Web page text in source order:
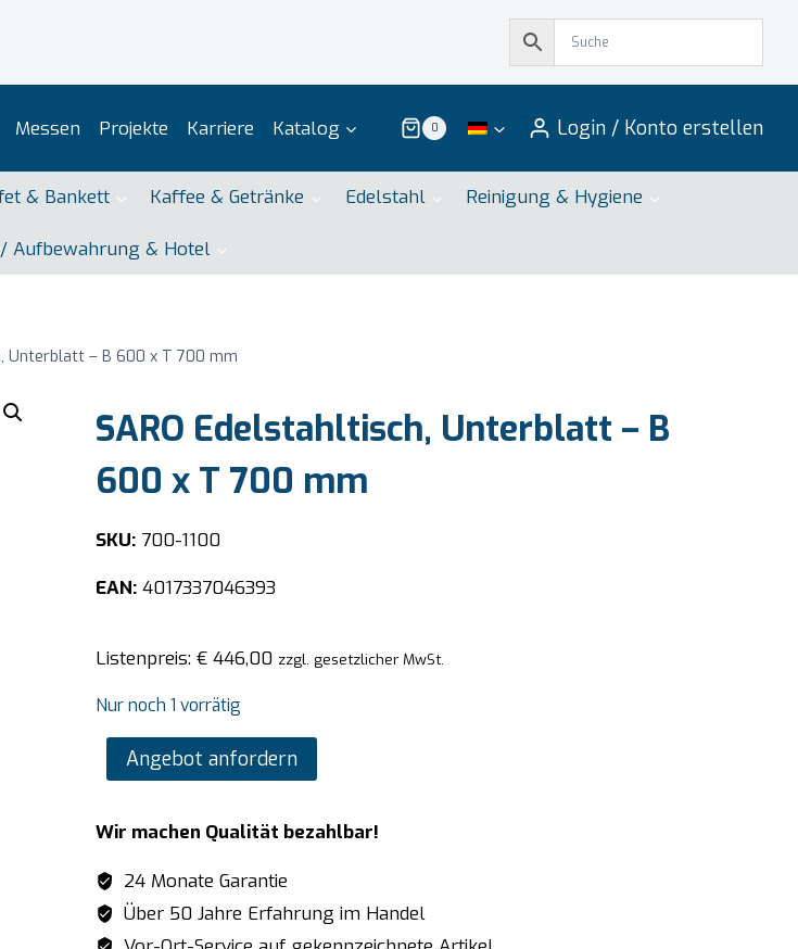
Messen Projekte Karriere Katalog 0 Login / Konto erstellen
& Bankett Kaffee & Getränke Edelstahl Reinigung & Hygiene
Aufbewahrung & Hotel
Unterblatt – B 600 x T 700 mm
SARO Edelstahltisch, Unterblatt – B
600 x T 700 mm
SKU:700-1100
EAN:4017337046393
Listenpreis: €446,00 zzgl. gesetzlicher MwSt.
Nur noch 1 vorrätig
SARO
Edelstahltisch,
-
B
600
x
Angebot anfordern
Wir machen Qualität bezahlbar!
24 Monate Garantie
Über 50 Jahre Erfahrung im Handel